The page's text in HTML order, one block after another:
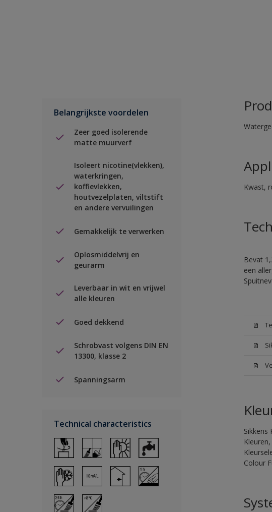
Belangrijkste voordelen
Zeer goed isolerende
matte muurverf
Isoleert nicotine(vlekken),
waterkringen,
koffievlekken,
houtvezelplaten, viltstift
en andere vervuilingen
Gemakkelijk te verwerken
Oplosmiddelvrij en
geurarm
Leverbaar in wit en vrijwel
alle kleuren
Goed dekkend
Schrobvast volgens DIN EN
13300, klasse 2
Spanningsarm
Technical characteristics
Kwast,
Bevat
een
Sikkens
Colour